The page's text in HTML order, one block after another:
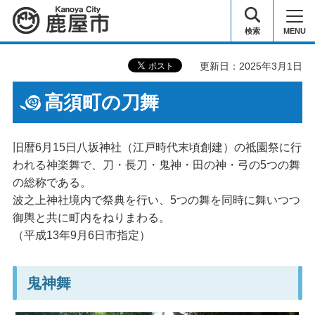
鹿屋市 検索 MENU
更新日：2025年3月1日
高須町の刀舞
旧暦6月15日八坂神社（江戸時代末頃創建）の祗園祭に行
われる神楽舞で、刀・長刀・鬼神・田の神・弓の5つの舞
の総称である。
波之上神社境内で祭典を行い、5つの舞を同時に舞いつつ
御輿と共に町内をねりまわる。
（平成13年9月6日市指定）
鬼神舞